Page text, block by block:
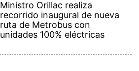
recorrido inaugural de nueva
ruta de Metrobus con
unidades 100% eléctricas